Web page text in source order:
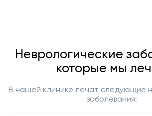
Неврологические
которые мы
В нашей клинике лечат следующие
заболевания: